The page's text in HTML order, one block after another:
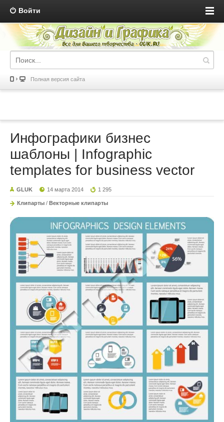
Войти
Полная версия сайта
Инфографики бизнес
шаблоны | Infographic
templates for business vector
GLUK 14 марта 2014 1 295
Клипарты / Векторные клипарты